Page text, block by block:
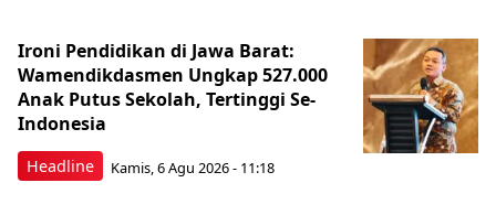
Headline
Ironi Pendidikan di Jawa Barat:
Wamendikdasmen Ungkap 527.000
Anak Putus Sekolah, Tertinggi Se-
Indonesia
Kamis, 6 Agu 2026 - 11:18